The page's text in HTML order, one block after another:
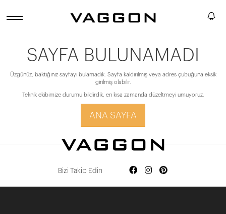
SAYFA BULUNAMADI
Üzgünüz, baktığınız sayfayı bulamadık. Sayfa kaldırılmış veya adres çubuğuna eksik
girilmiş olabilir.
Teknik ekibimize durumu bildirdik, en kısa zamanda düzeltmeyi umuyoruz.
ANA SAYFA
Bizi Takip Edin